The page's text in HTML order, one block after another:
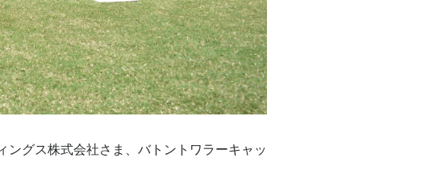
グス株式会社さま、バトントワラーキャッ